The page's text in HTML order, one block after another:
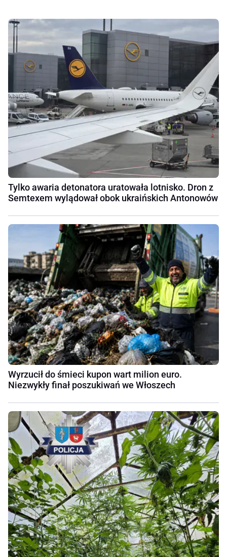
Tylko awaria detonatora uratowała lotnisko. Dron z
Semtexem wylądował obok ukraińskich Antonowów
Wyrzucił do śmieci kupon wart milion euro.
Niezwykły finał poszukiwań we Włoszech